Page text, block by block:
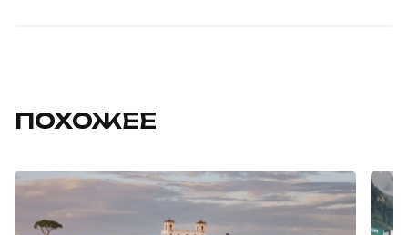
ПОХОЖЕЕ